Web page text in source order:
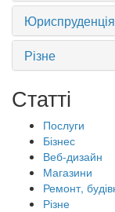
Юриспруденція
Різне
Статті
Послуги
Бізнес
Веб-дизайн
Магазини
Ремонт,
Різне